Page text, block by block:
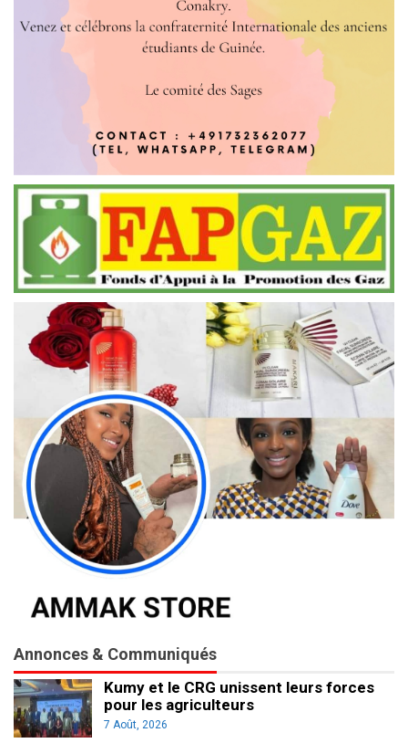
Annonces & Communiqués
Kumy et le CRG unissent leurs forces
pour les agriculteurs
7 Août, 2026